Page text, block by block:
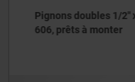
Grenouillères en
avec étrier de